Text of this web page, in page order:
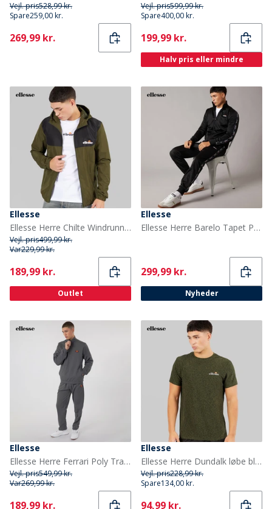
Vejl. pris528,99 kr.
Spare259,00 kr.
Current
269,99 kr.
Vejl. pris599,99 kr.
Spare400,00 kr.
Current
199,99 kr.
Halv pris eller mindre
Ellesse
Ellesse Herre Chilte Windrunner Jakke Khaki
Vejl. pris499,99 kr.
Var229,99 kr.
Current
189,99 kr.
Outlet
Ellesse
Ellesse Herre Barelo Tapet Polyester Træningsdragt Sort
Current
299,99 kr.
Nyheder
Ellesse
Ellesse Herre Ferrari Poly Tracksuit Mørkegrå
Vejl. pris549,99 kr.
Var269,99 kr.
Current
189,99 kr.
Ellesse
Ellesse Herre Dundalk løbe bluse Khaki Marl
Vejl. pris228,99 kr.
Spare134,00 kr.
Current
94,99 kr.